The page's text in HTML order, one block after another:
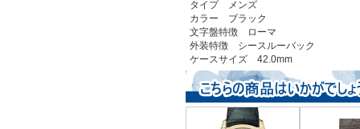
タイプ メンズ
カラー ブラック
文字盤特徴 ローマ
外装特徴 シースルーバック
ケースサイズ 42.0mm